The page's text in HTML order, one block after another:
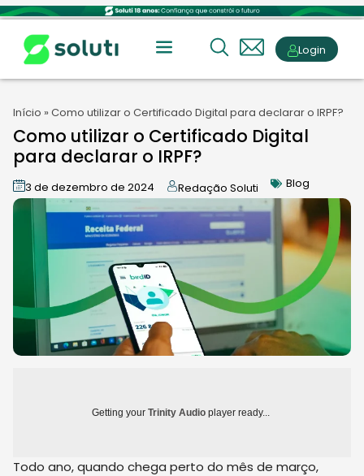
Login
Início » Como utilizar o Certificado Digital para declarar o IRPF?
Como utilizar o Certificado Digital
para declarar o IRPF?
3 de dezembro de 2024 Redação Soluti Blog
Getting your Trinity Audio player ready...
Todo ano, quando chega perto do mês de março,